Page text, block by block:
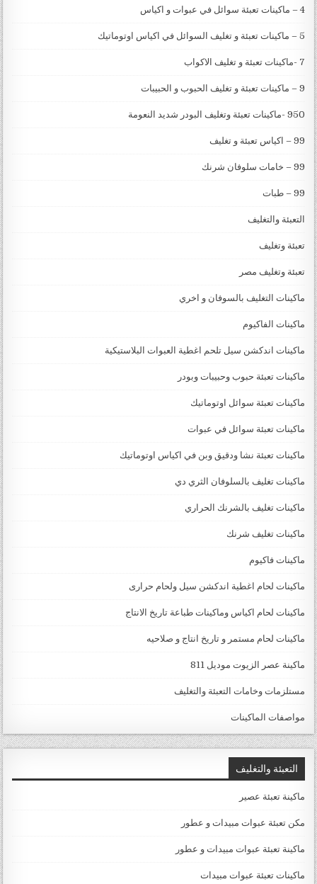
4 – ماكينات تعبئة سوائل في عبوات و اكياس
5 – ماكينات تعبئة و تغليف السوائل في اكياس اوتوماتيك
7 -ماكينات تعبئة و تغليف الاكواب
9 – ماكينات تعبئة و تغليف الحبوب و الحبيبات
950 -ماكينات تعبئة وتغليف البودر شديد النعومة
99 – اكياس تعبئة و تغليف
99 – خامات سلوفان شرنك
99 – طبات
التعبئة والتغليف
تعبئة وتغليف
تعبئة وتغليف مصر
ماكينات التغليف بالسوفان و اخري
ماكينات الفاكيوم
ماكينات اندكشن سيل تلحم اغطية العبوات البلاستيكية
ماكينات تعبئة حبوب وحبيبات وبودر
ماكينات تعبئة سوائل اوتوماتيك
ماكينات تعبئة سوائل في عبوات
ماكينات تعبئة نشا ودقيق وبن في اكياس اوتوماتيك
ماكينات تغليف بالسلوفان الثري دي
ماكينات تغليف بالشرنك الحراري
ماكينات تغليف شرنك
ماكينات فاكيوم
ماكينات لحام اغطية اندكشن سيل ولحام حرارى
ماكينات لحام اكياس وماكينات طباعة تاريخ الانتاج
ماكينات لحام مستمر و تاريخ انتاج و صلاحيه
ماكينة عصر الزيوت موديل 811
مستلزمات وخامات التعبئة والتغليف
مواصفات الماكينات
التعبئة والتغليف
ماكينة تعبئة عصير
مكن تعبئة عبوات مبيدات و عطور
ماكينة تعبئة عبوات مبيدات و عطور
ماكينات تعبئة عبوات مبيدات